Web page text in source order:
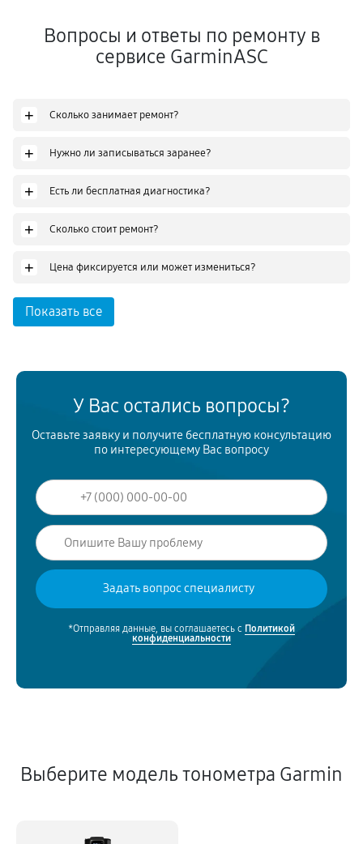
Вопросы и ответы по ремонту в
сервисе GarminASC
+ Сколько занимает ремонт?
+ Нужно ли записываться заранее?
+ Есть ли бесплатная диагностика?
+ Сколько стоит ремонт?
+ Цена фиксируется или может измениться?
Показать все
У Вас остались вопросы?
Оставьте заявку и получите бесплатную консультацию
по интересующему Вас вопросу
*Отправляя данные, вы соглашаетесь с Политикой
конфиденциальности
Выберите модель тонометра Garmin